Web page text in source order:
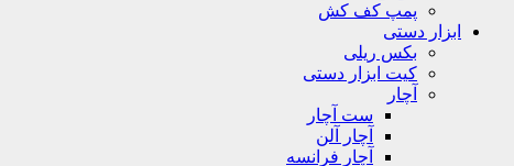
پمپ کف کش
ابزار دستی
بکس ریلی
کیت ابزار دستی
آچار
ست آچار
آچار آلن
آچار فرانسه